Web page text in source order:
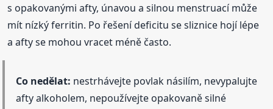
s opakovanými afty, únavou a silnou menstruací může
mít nízký ferritin. Po řešení deficitu se sliznice hojí lépe
a afty se mohou vracet méně často.
Co nedělat: nestrhávejte povlak násilím, nevypalujte
afty alkoholem, nepoužívejte opakovaně silné